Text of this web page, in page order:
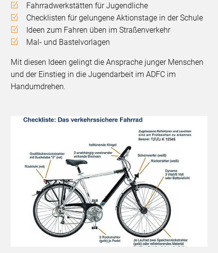
Fahrradwerkstätten für Jugendliche
Checklisten für gelungene Aktionstage in der Schule
Ideen zum Fahren üben im Straßenverkehr
Mal- und Bastelvorlagen
Mit diesen Ideen gelingt die Ansprache junger Menschen
und der Einstieg in die Jugendarbeit im ADFC im
Handumdrehen.